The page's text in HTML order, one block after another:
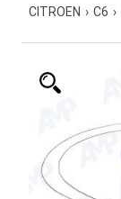
CITROEN › C6 ›